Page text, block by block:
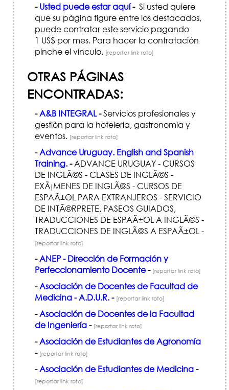
- Usted puede estar aquí-Si usted quiere
que su página figure entre los destacados,
puede contratar este servicio pagando
1 US$ por mes. Para hacer la contratación
pinche el vínculo. [reportar link roto]
OTRAS PÁGINAS
ENCONTRADAS:
-A&B INTEGRAL-Servicios profesionales y
gestiòn para la hoteleria, gastronomia y
eventos. [reportar link roto]
-Advance Uruguay. English and Spanish
Training.-ADVANCE URUGUAY - CURSOS
DE INGLÃ©S - CLASES DE INGLÃ©S -
EXÃ¡MENES DE INGLÃ©S - CURSOS DE
ESPAÃ±OL PARA EXTRANJEROS - SERVICIO
DE INTÃ©RPRETE, PASEOS GUIADOS,
TRADUCCIONES DE ESPAÃ±OL A INGLÃ©S -
TRADUCCIONES DE INGLÃ©S A ESPAÃ±OL -
[reportar link roto]
-ANEP - Dirección de Formación y
Perfeccionamiento Docente- [reportar link roto]
-Asociación de Docentes de Facultad de
Medicina - A.D.U.R.- [reportar link roto]
-Asociación de Docentes de la Facultad
de Ingeniería- [reportar link roto]
-Asociación de Estudiantes de Agronomía
- [reportar link roto]
-Asociación de Estudiantes de Medicina-
[reportar link roto]